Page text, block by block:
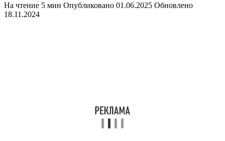
На чтение 5 мин Опубликовано 01.06.2025 Обновлено
18.11.2024